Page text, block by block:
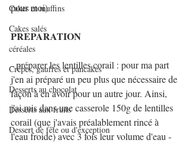
Cakes et muffins
Cakes salés
céréales
Crêpes, gaufres et pancakes
Desserts au chocolat
Desserts aux fruits
Dessert de fête ou d'exception
pour moi)
PREPARATION
- préparer les lentilles corail : pour ma part
j'en ai préparé un peu plus que nécessaire de
façon à en avoir pour un autre jour. Ainsi,
j'ai mis dans une casserole 150g de lentilles
corail (que j'avais préalablement rincé à
l'eau froide) avec 3 fois leur volume d'eau -